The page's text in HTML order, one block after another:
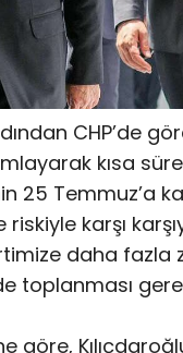
CHP’de
kısa
25 Temmuz’a
karşı
daha fazla
toplanması
göre,